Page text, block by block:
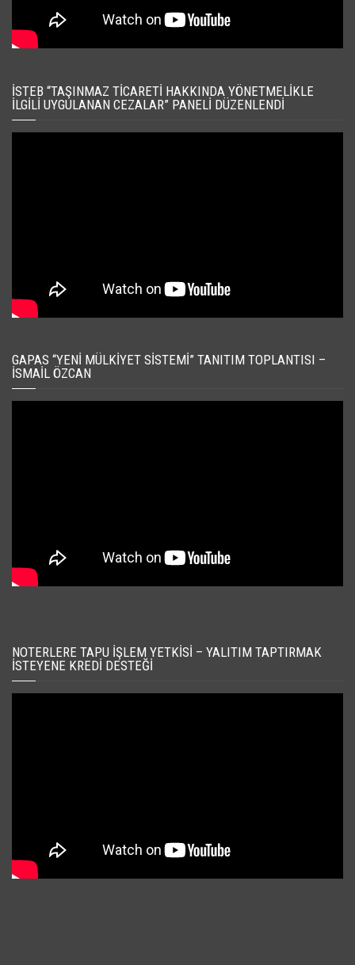
İSTEB “TAŞINMAZ TICARETI HAKKINDA YÖNETMELIKLE
İLGILI UYGULANAN CEZALAR” PANELI DÜZENLENDI
GAPAS “YENI MÜLKIYET SISTEMI” TANITIM TOPLANTISI –
İSMAIL ÖZCAN
NOTERLERE TAPU İŞLEM YETKISI – YALITIM TAPTIRMAK
İSTEYENE KREDI DESTEĞI